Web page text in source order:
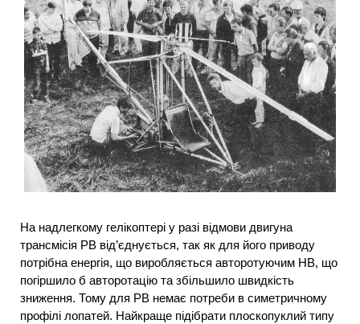
На надлегкому гелікоптері у разі відмови двигуна
трансмісія РВ від’єднується, так як для його приводу
потрібна енергія, що виробляється авторотуючим НВ, що
погіршило б авторотацію та збільшило швидкість
зниження. Тому для РВ немає потреби в симетричному
профілі лопатей. Найкраще підібрати плоскопуклий типу